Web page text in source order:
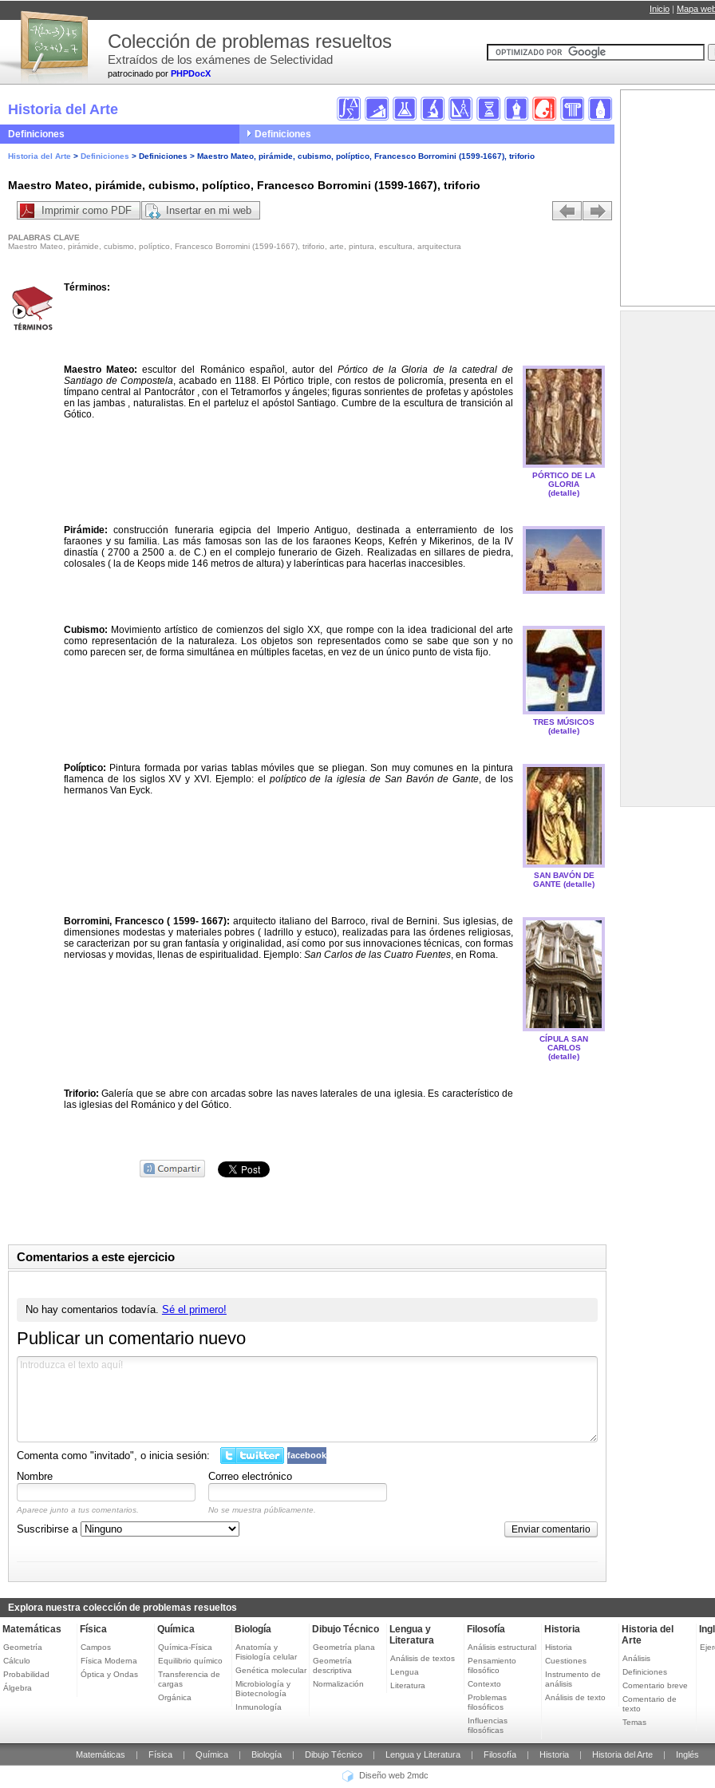
patrocinado por PHPDocX
Inicio | Mapa
Colección de problemas resueltos
Extraídos de los exámenes de Selectividad
Historia del Arte
Definiciones Definiciones
Historia del Arte > Definiciones > Definiciones > Maestro Mateo, pirámide, cubismo, políptico, Francesco Borromini (1599-1667), triforio
Maestro Mateo, pirámide, cubismo, políptico, Francesco Borromini (1599-1667), triforio
Imprimir como PDF Insertar en mi web
PALABRAS CLAVE
Maestro Mateo, pirámide, cubismo, políptico, Francesco Borromini (1599-1667), triforio, arte, pintura, escultura, arquitectura
Términos:
Maestro Mateo: escultor del Románico español, autor delPórtico de la Gloria de la catedral de
Santiago de Compostela, acabado en 1188. El Pórtico triple, con restos de policromía, presenta en el
tímpano central al Pantocrátor , con el Tetramorfos y ángeles; figuras sonrientes de profetas y apóstoles
en las jambas , naturalistas. En el parteluz el apóstol Santiago. Cumbre de la escultura de transición al
Gótico.
PÓRTICO DE LA
GLORIA
(detalle)
Pirámide: construcción funeraria egipcia del Imperio Antiguo, destinada a enterramiento de los
faraones y su familia. Las más famosas son las de los faraones Keops, Kefrén y Mikerinos, de la IV
dinastía ( 2700 a 2500 a. de C.) en el complejo funerario de Gizeh. Realizadas en sillares de piedra,
colosales ( la de Keops mide 146 metros de altura) y laberínticas para hacerlas inaccesibles.
Cubismo: Movimiento artístico de comienzos del siglo XX, que rompe con la idea tradicional del arte
como representación de la naturaleza. Los objetos son representados como se sabe que son y no
como parecen ser, de forma simultánea en múltiples facetas, en vez de un único punto de vista fijo.
TRES MÚSICOS
(detalle)
Políptico: Pintura formada por varias tablas móviles que se pliegan. Son muy comunes en la pintura
flamenca de los siglos XV y XVI. Ejemplo: el
políptico de la iglesia de San Bavón de Gante, de los
hermanos Van Eyck.
SAN BAVÓN DE
GANTE (detalle)
Borromini, Francesco ( 1599- 1667): arquitecto italiano del Barroco, rival de Bernini. Sus iglesias, de
dimensiones modestas y materiales pobres ( ladrillo y estuco), realizadas para las órdenes religiosas,
se caracterizan por su gran fantasía y originalidad, así como por sus innovaciones técnicas, con formas
nerviosas y movidas, llenas de espiritualidad. Ejemplo: San Carlos de las Cuatro Fuentes, en Roma.
CÍPULA SAN
CARLOS
(detalle)
Triforio: Galería que se abre con arcadas sobre las naves laterales de una iglesia. Es característico de
las iglesias del Románico y del Gótico.
Comentarios a este ejercicio
No hay comentarios todavía. Sé el primero!
Publicar un comentario nuevo
Comenta como "invitado", o inicia sesión: facebook
Nombre Correo electrónico
Aparece junto a tus comentarios. No se muestra públicamente.
Enviar comentario
Suscribirse a
Explora nuestra colección de problemas resueltos
Matemáticas
Geometría
Cálculo
Probabilidad
Álgebra
Física
Campos
Física Moderna
Óptica y Ondas
Química
Química-Física
Equilibrio químico
Transferencia de
cargas
Orgánica
Biología
Anatomía y
Fisiología celular
Genética molecular
Microbiología y
Biotecnología
Inmunología
Dibujo Técnico
Geometría plana
Geometría
descriptiva
Normalización
Lengua y
Literatura
Análisis de textos
Lengua
Literatura
Filosofía
Análisis estructural
Pensamiento
filosófico
Contexto
Problemas
filosóficos
Influencias
filosóficas
Historia
Historia
Cuestiones
Instrumento de
análisis
Análisis de texto
Historia del
Arte
Análisis
Definiciones
Comentario breve
Comentario de
texto
Temas
Matemáticas Física Química Biología Dibujo Técnico Lengua y Literatura Filosofía Historia Historia del Arte Inglés
Diseño web 2mdc